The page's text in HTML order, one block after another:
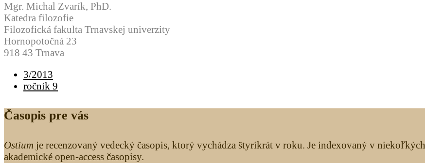
Mgr. Michal Zvarík, PhD.
Katedra filozofie
Filozofická fakulta Trnavskej univerzity
Hornopotočná 23
918 43 Trnava
3/2013
ročník 9
Časopis pre vás
Ostium je recenzovaný vedecký časopis, ktorý vychádza štyrikrát v roku. Je indexovaný v niekoľkých
akademické open-access časopisy.